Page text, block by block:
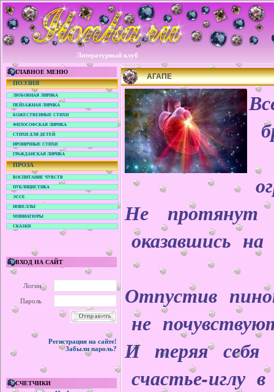
Литературный клуб
ГЛАВНОЕ МЕНЮ
ПОЭЗИЯ
ЛЮБОВНАЯ ЛИРИКА
ПЕЙЗАЖНАЯ ЛИРИКА
БОЖЕСТВЕННЫЕ СТИХИ
ФИЛОСОФСКАЯ ЛИРИКА
СТИХИ ДЛЯ ДЕТЕЙ
ИРОНИЧНЫЕ СТИХИ
ГРАЖДАНСКАЯ ЛИРИКА
ПРОЗА
ВОСПИТАНИЕ ЧУВСТВ
ПУБЛИЦИСТИКА
ЭССЕ
НОВЕЛЛЫ
МИНИАТЮРЫ
СКАЗКИ
ВХОД НА САЙТ
Логин
Пароль
Регистрация на сайте!
Забыли пароль?
СЧЕТЧИКИ
АГАПЕ
Не протянут
оказавшись на
Отпустив
не
И теряя себя
счастье-иглу